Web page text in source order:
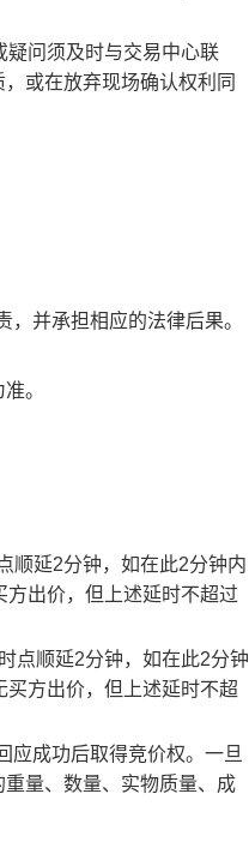
疑问须及时与交易中心联
或在放弃现场确认权利同
并承担相应的法律后果。
。
顺延2分钟，如在此2分钟内
出价，但上述延时不超过
点顺延2分钟，如在此2分钟
方出价，但上述延时不超
应成功后取得竞价权。一旦
量、数量、实物质量、成